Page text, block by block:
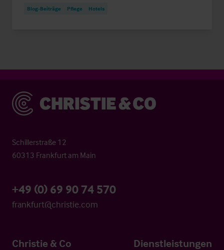
Blog-Beiträge Pflege Hotels
Christie & Co
Schillerstraße 12
60313 Frankfurt am Main
+49 (0) 69 90 74 570
frankfurt@christie.com
Christie & Co Dienstleistungen